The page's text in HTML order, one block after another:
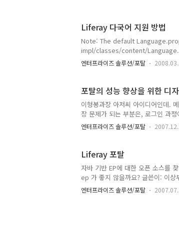
Liferay 다국어 지원 방법
Note: The default
impl/classes/content/
docs is located at /ext/ext-
http://wiki.liferay.com/
엔터프라이즈 솔루션/포탈
포탈의 성능 향상을 위한 디
이형봉과장 아저씨 아이디어인데.
장 문제가 되는 부분은, 로그인 과
이부분이 주요 성능 FACTOR가 되
키 포인트다. 다른 방법으로 접근은
인했을때 무조건 개인화 페이지를
개인화 페이지를 보여주는 방법이
엔터프라이즈 솔루션/포탈
Liferay 포탈
자바 기반 EP에 대한 오픈 소스를
ep 가 좋지 않을까요? 글쓴이: 이
UI가 좀 부실합니다. liferay
선택하셧나요? 궁금@@) 퀄리티
엔터프라이즈 솔루션/포탈